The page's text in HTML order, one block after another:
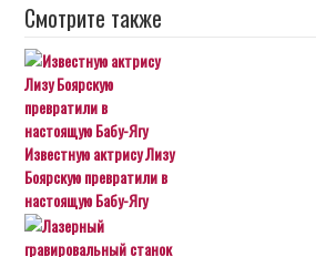
Смотрите также
Известную актрису Лизу
Боярскую превратили в
настоящую Бабу-Ягу